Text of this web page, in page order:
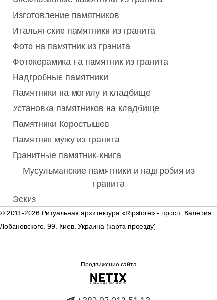
Изготовление памятников
Итальянские памятники из гранита
Фото на памятник из гранита
Фотокерамика на памятник из гранита
Надгробные памятники
Памятники на могилу и кладбище
Установка памятников на кладбище
Памятники Коростышев
Памятник мужу из гранита
Гранитные памятник-книга
Мусульманские памятники и надгробия из
гранита
Эскиз
© 2011-2026 Ритуальная архитектура «Ripstore» - просп. Валерия
Лобановского, 99, Киев, Украина (карта проезду)
Продвижение сайта